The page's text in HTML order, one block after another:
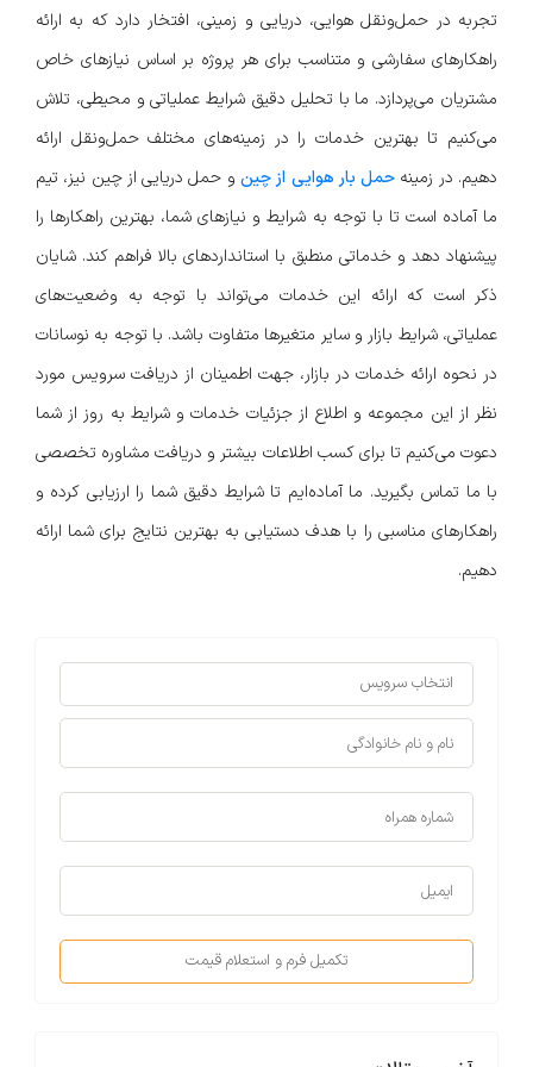
تجربه در حمل‌ونقل هوایی، دریایی و زمینی، افتخار دارد که به ارائه
راهکارهای سفارشی و متناسب برای هر پروژه بر اساس نیازهای خاص
مشتریان می‌پردازد. ما با تحلیل دقیق شرایط عملیاتی و محیطی، تلاش
می‌کنیم تا بهترین خدمات را در زمینه‌های مختلف حمل‌ونقل ارائه
دهیم. در زمینه حمل بار هوایی از چین و حمل دریایی از چین نیز، تیم
ما آماده است تا با توجه به شرایط و نیازهای شما، بهترین راهکارها را
پیشنهاد دهد و خدماتی منطبق با استانداردهای بالا فراهم کند. شایان
ذکر است که ارائه این خدمات می‌تواند با توجه به وضعیت‌های
عملیاتی، شرایط بازار و سایر متغیرها متفاوت باشد. با توجه به نوسانات
در نحوه ارائه خدمات در بازار، جهت اطمینان از دریافت سرویس مورد
نظر از این مجموعه و اطلاع از جزئیات خدمات و شرایط به روز از شما
دعوت می‌کنیم تا برای کسب اطلاعات بیشتر و دریافت مشاوره تخصصی
با ما تماس بگیرید. ما آماده‌ایم تا شرایط دقیق شما را ارزیابی کرده و
راهکارهای مناسبی را با هدف دستیابی به بهترین نتایج برای شما ارائه
دهیم.
تکمیل فرم و استعلام قیمت